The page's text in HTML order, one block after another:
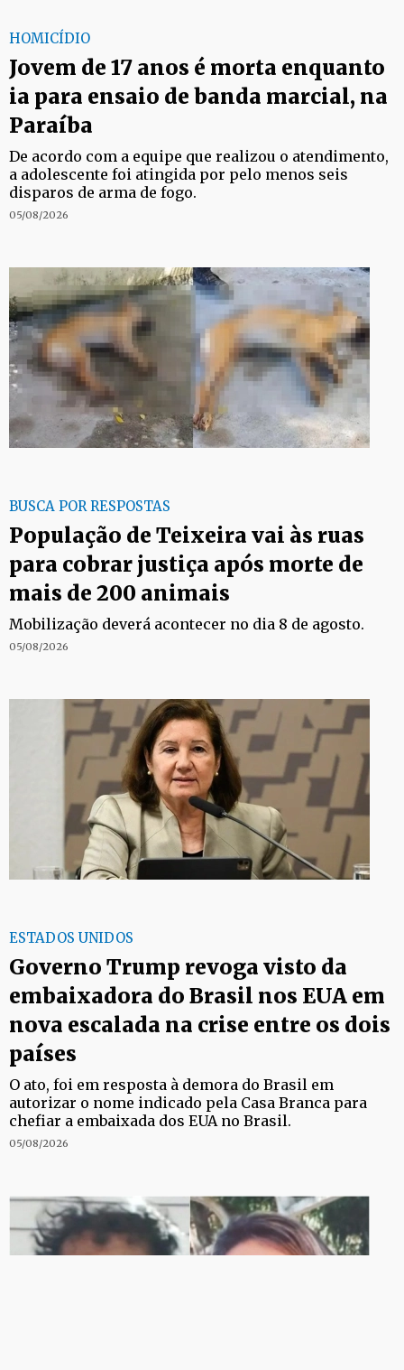
HOMICÍDIO
Jovem de 17 anos é morta enquanto
ia para ensaio de banda marcial, na
Paraíba
De acordo com a equipe que realizou o atendimento,
a adolescente foi atingida por pelo menos seis
disparos de arma de fogo.
05/08/2026
BUSCA POR RESPOSTAS
População de Teixeira vai às ruas
para cobrar justiça após morte de
mais de 200 animais
Mobilização deverá acontecer no dia 8 de agosto.
05/08/2026
ESTADOS UNIDOS
Governo Trump revoga visto da
embaixadora do Brasil nos EUA em
nova escalada na crise entre os dois
países
O ato, foi em resposta à demora do Brasil em
autorizar o nome indicado pela Casa Branca para
chefiar a embaixada dos EUA no Brasil.
05/08/2026